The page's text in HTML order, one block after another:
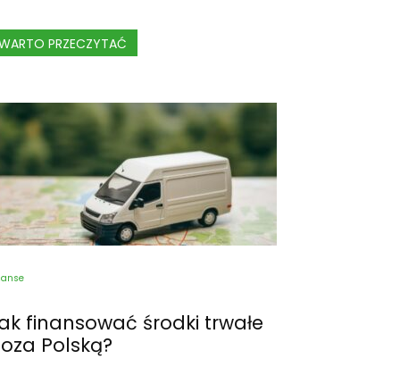
PRZECZYTAĆ
finansować środki trwałe
Polską?